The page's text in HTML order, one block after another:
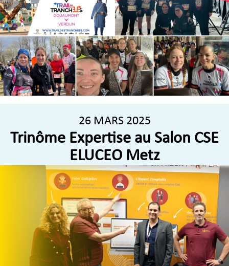
26 MARS 2025
Trinôme Expertise au Salon CSE
ELUCEO Metz